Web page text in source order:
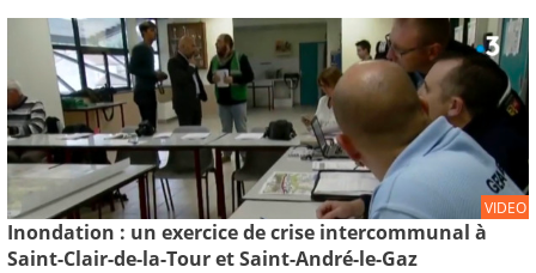
VIDEO
Inondation : un exercice de crise intercommunal à
Saint-Clair-de-la-Tour et Saint-André-le-Gaz